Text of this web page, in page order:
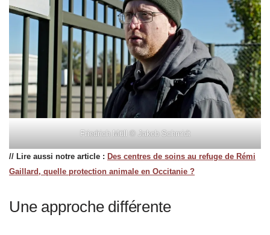
Friedrich Müll © Jakob Schmidt
// Lire aussi notre article : Des centres de soins au refuge de Rémi
Gaillard, quelle protection animale en Occitanie ?
Une approche différente